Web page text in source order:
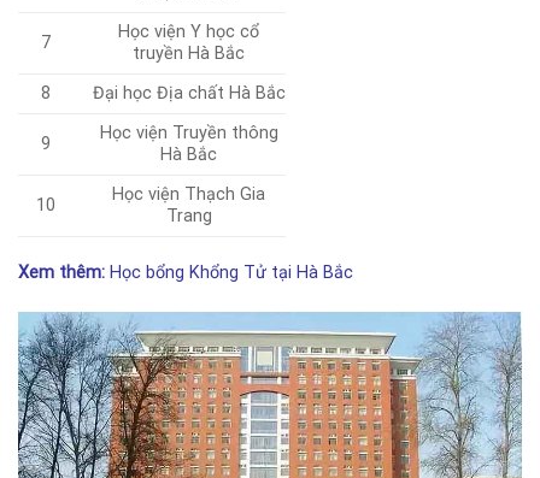
7
Học viện Y học cổ
truyền Hà Bắc
8
Đại học Địa chất Hà Bắc
9
Học viện Truyền thông
Hà Bắc
10
Học viện Thạch Gia
Trang
Xem thêm: Học bổng Khổng Tử tại Hà Bắc